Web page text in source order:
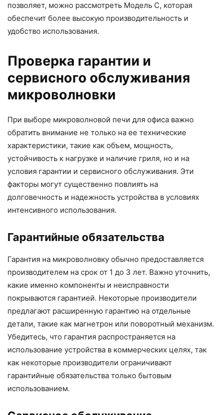
позволяет, можно рассмотреть Модель C, которая
обеспечит более высокую производительность и
удобство использования.
Проверка гарантии и
сервисного обслуживания
микроволновки
При выборе микроволновой печи для офиса важно
обратить внимание не только на ее технические
характеристики, такие как объем, мощность,
устойчивость к нагрузке и наличие гриля, но и на
условия гарантии и сервисного обслуживания. Эти
факторы могут существенно повлиять на
долговечность и надежность устройства в условиях
интенсивного использования.
Гарантийные обязательства
Гарантия на микроволновку обычно предоставляется
производителем на срок от 1 до 3 лет. Важно уточнить,
какие именно компоненты и неисправности
покрываются гарантией. Некоторые производители
предлагают расширенную гарантию на отдельные
детали, такие как магнетрон или поворотный механизм.
Убедитесь, что гарантия распространяется на
использование устройства в коммерческих целях, так
как некоторые производители ограничивают
гарантийные обязательства только бытовым
использованием.